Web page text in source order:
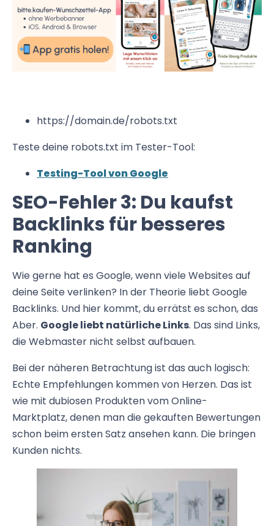
https://domain.de/robots.txt
Teste deine robots.txt im Tester-Tool:
Testing-Tool von Google
SEO-Fehler 3: Du kaufst
Backlinks für besseres
Ranking
Wie gerne hat es Google, wenn viele Websites auf
deine Seite verlinken? In der Theorie liebt Google
Backlinks. Und hier kommt, du errätst es schon, das
Aber. Google liebt natürliche Links. Das sind Links,
die Webmaster nicht selbst aufbauen.
Bei der näheren Betrachtung ist das auch logisch:
Echte Empfehlungen kommen von Herzen. Das ist
wie mit dubiosen Produkten vom Online-
Marktplatz, denen man die gekauften Bewertungen
schon beim ersten Satz ansehen kann. Die bringen
Kunden nichts.